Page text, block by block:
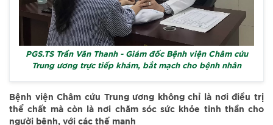
PGS.TS Trần Văn Thanh - Giám đốc Bệnh viện Châm cứu
Trung ương trực tiếp khám, bắt mạch cho bệnh nhân
Bệnh viện Châm cứu Trung ương không chỉ là nơi điều trị
thể chất mà còn là nơi chăm sóc sức khỏe tinh thần cho
người bệnh, với các thế mạnh